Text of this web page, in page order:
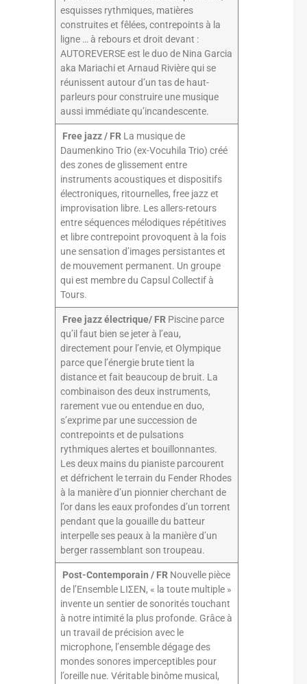
esquisses rythmiques, matières
construites et fêlées, contrepoints à la
ligne … à rebours et droit devant :
AUTOREVERSE est le duo de Nina Garcia
aka Mariachi et Arnaud Rivière qui se
réunissent autour d’un tas de haut-
parleurs pour construire une musique
aussi immédiate qu’incandescente.
Free jazz / FR La musique de
Daumenkino Trio (ex-Vocuhila Trio) créé
des zones de glissement entre
instruments acoustiques et dispositifs
électroniques, ritournelles, free jazz et
improvisation libre. Les allers-retours
entre séquences mélodiques répétitives
et libre contrepoint provoquent à la fois
une sensation d’images persistantes et
de mouvement permanent. Un groupe
qui est membre du Capsul Collectif à
Tours.
Free jazz électrique/ FR Piscine parce
qu’il faut bien se jeter à l’eau,
directement pour l’envie, et Olympique
parce que l’énergie brute tient la
distance et fait beaucoup de bruit. La
combinaison des deux instruments,
rarement vue ou entendue en duo,
s’exprime par une succession de
contrepoints et de pulsations
rythmiques alertes et bouillonnantes.
Les deux mains du pianiste parcourent
et défrichent le terrain du Fender Rhodes
à la manière d’un pionnier cherchant de
l’or dans les eaux profondes d’un torrent
pendant que la gouaille du batteur
interpelle ses peaux à la manière d’un
berger rassemblant son troupeau.
Post-Contemporain / FR Nouvelle pièce
de l’Ensemble LIΣEN, « la toute multiple »
invente un sentier de sonorités touchant
à notre intimité la plus profonde. Grâce à
un travail de précision avec le
microphone, l’ensemble dégage des
mondes sonores imperceptibles pour
l’oreille nue. Véritable binôme musical,